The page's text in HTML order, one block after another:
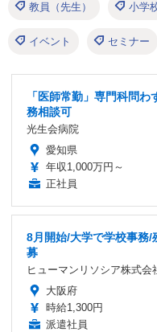
教員（先生） 小学
イベント セミナー
「医師常勤」専門科問
務相談可
光生会病院
愛知県
年収1,000万円～
正社員
8月開始/大学で学校事務
募
ヒューマンリソシア株式会
大阪府
時給1,300円
派遣社員